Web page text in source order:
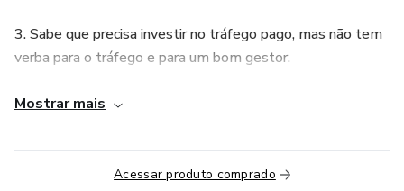
3. Sabe que precisa investir no tráfego pago, mas não tem
verba para o tráfego e para um bom gestor.
Pensando nisso, montei a mentoria, para ser alguém a
Metodologia da Papo de Ads e levar o seu e-commerce
ao faturamento de 30k
Mostrar mais
Acessar produto comprado